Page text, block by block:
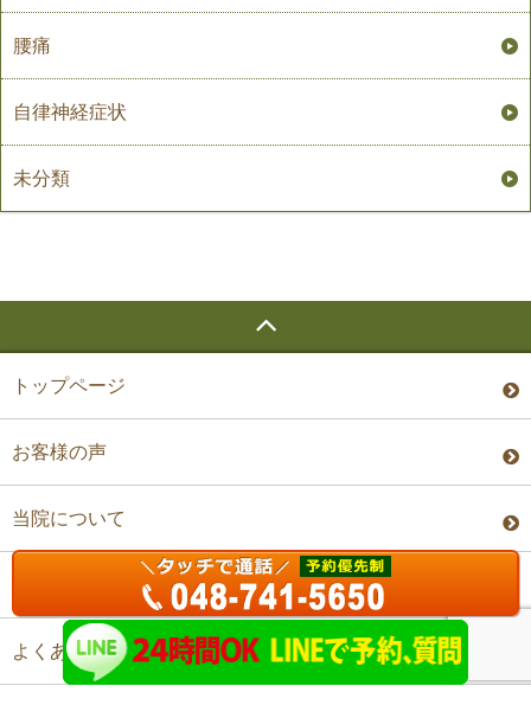
腰痛
自律神経症状
未分類
トップページ
お客様の声
当院について
よくあるご質問